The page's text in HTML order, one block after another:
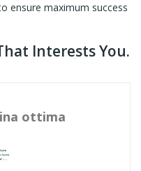
ensure maximum success
Interests You.
ottima